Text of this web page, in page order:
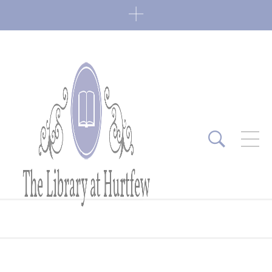
Fin de série 2022
7 janvier 2022 0 Comments
Lectures 2022
6 janvier 2022 0 Comments
Lectures 2021